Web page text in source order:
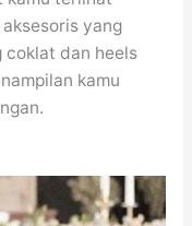
yang
coklat dan heels
kamu